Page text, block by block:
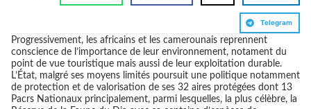
Telegram
Progressivement, les africains et les camerounais reprennent
conscience de l’importance de leur environnement, notament du
point de vue touristique mais aussi de leur exploitation durable.
L’État, malgré ses moyens limités poursuit une politique notamment
de protection et de valorisation de ses 32 aires protégées dont 13
Pacrs Nationaux principalement, parmi lesquelles, la plus célèbre, la